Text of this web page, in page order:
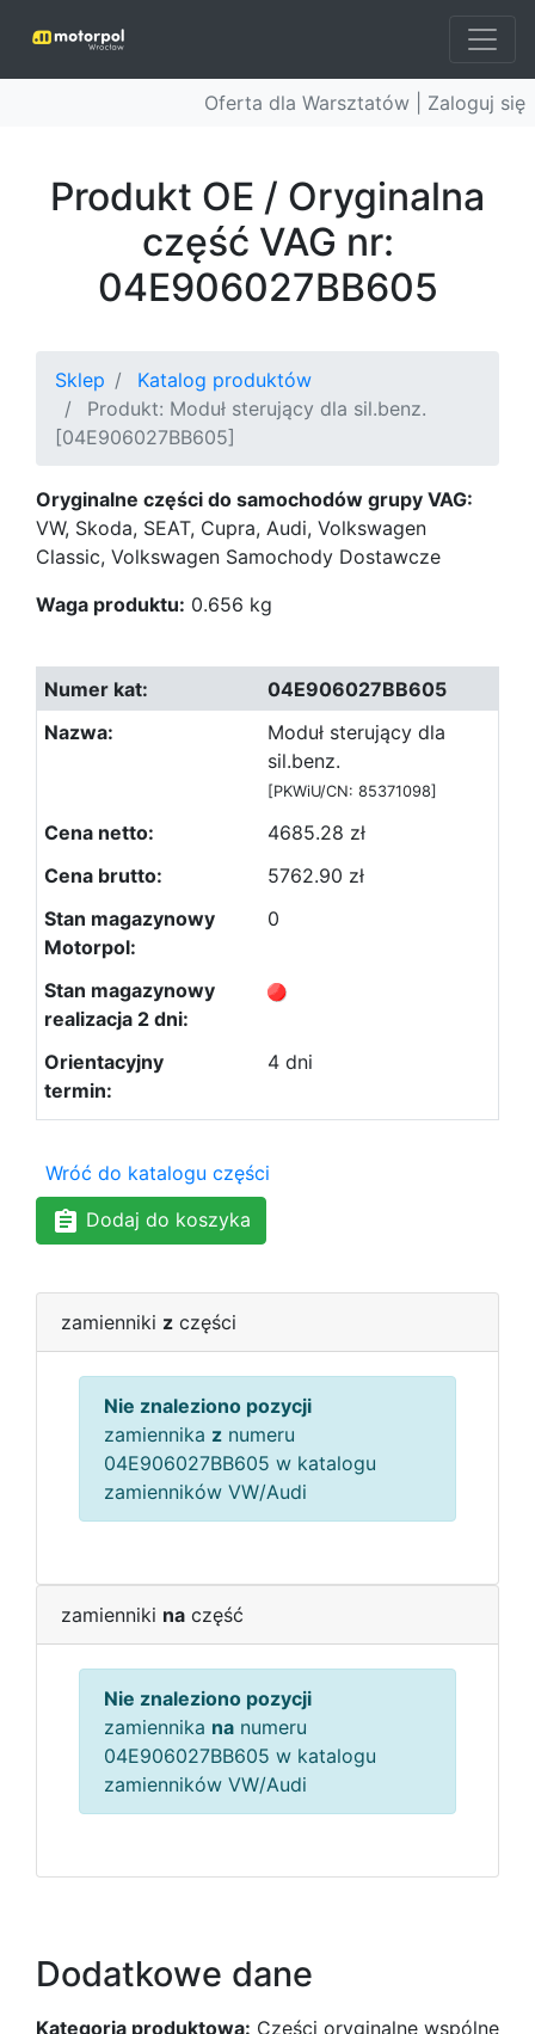
Oferta dla Warsztatów | Zaloguj się
Produkt OE / Oryginalna
część VAG nr:
04E906027BB605
Sklep
Katalog produktów
Produkt: Moduł sterujący dla sil.benz.
[04E906027BB605]
Oryginalne części do samochodów grupy VAG:
VW, Skoda, SEAT, Cupra, Audi, Volkswagen
Classic, Volkswagen Samochody Dostawcze
Waga produktu: 0.656 kg
04E906027BB605
Moduł sterujący dla
sil.benz.
[PKWiU/CN: 85371098]
4685.28 zł
5762.90 zł
0
4 dni
Wróć do katalogu części
Dodaj do koszyka
zamienniki z części
Nie znaleziono pozycji
zamiennika z numeru
04E906027BB605 w katalogu
zamienników VW/Audi
zamienniki na część
Nie znaleziono pozycji
zamiennika na numeru
04E906027BB605 w katalogu
zamienników VW/Audi
Dodatkowe dane
Kategoria produktowa: Części oryginalne wspólne